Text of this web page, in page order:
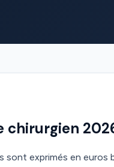
chirurgien
sont exprimés en